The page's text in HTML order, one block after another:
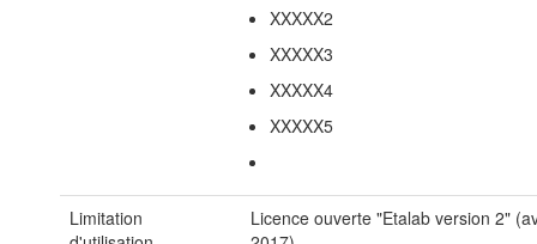
XXXXX2
XXXXX3
XXXXX4
XXXXX5
Limitation
Licence ouverte "Etalab version 2"